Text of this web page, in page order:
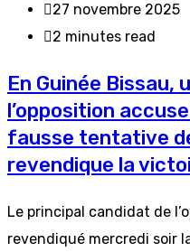
27 novembre 2025
2 minutes read
En Guinée Bissau,
l’opposition
fausse tentative
revendique la
Le principal candidat de
revendiqué mercredi soir